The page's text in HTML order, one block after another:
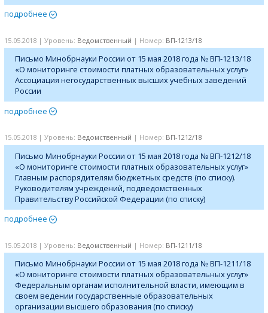
подробнее
15.05.2018 | Уровень: Ведомственный | Номер: ВП-1213/18
Письмо Минобрнауки России от 15 мая 2018 года № ВП-1213/18
«О мониторинге стоимости платных образовательных услуг»
Ассоциация негосударственных высших учебных заведений
России
подробнее
15.05.2018 | Уровень: Ведомственный | Номер: ВП-1212/18
Письмо Минобрнауки России от 15 мая 2018 года № ВП-1212/18
«О мониторинге стоимости платных образовательных услуг»
Главным распорядителям бюджетных средств (по списку).
Руководителям учреждений, подведомственных
Правительству Российской Федерации (по списку)
подробнее
15.05.2018 | Уровень: Ведомственный | Номер: ВП-1211/18
Письмо Минобрнауки России от 15 мая 2018 года № ВП-1211/18
«О мониторинге стоимости платных образовательных услуг»
Федеральным органам исполнительной власти, имеющим в
своем ведении государственные образовательных
организации высшего образования (по списку)